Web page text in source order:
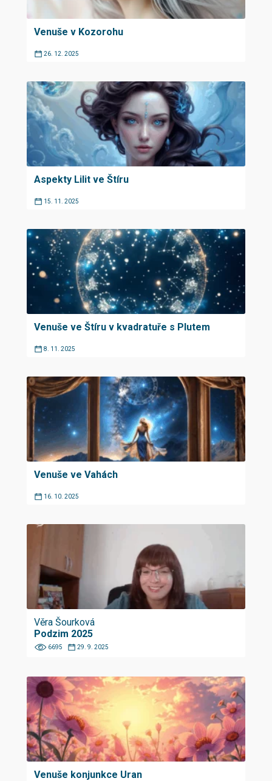
Venuše v Kozorohu
26. 12. 2025
Aspekty Lilit ve Štíru
15. 11. 2025
Venuše ve Štíru v kvadratuře s Plutem
8. 11. 2025
Venuše ve Vahách
16. 10. 2025
Věra Šourková
Podzim 2025
6695 29. 9. 2025
Venuše konjunkce Uran